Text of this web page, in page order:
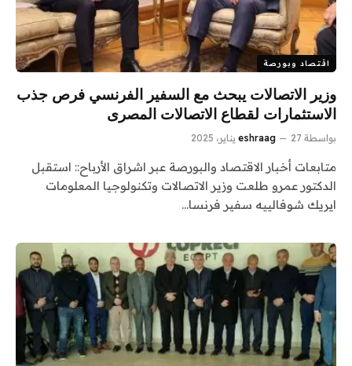
اقتصاد وبورصة
وزير الاتصالات يبحث مع السفير الفرنسي فرص جذب
الاستثمارات لقطاع الاتصالات المصرى
بواسطة eshraag 27 يناير، 2025
متابعات أخبار الاقتصاد والبورصة عبر اشراق الأرباح:: استقبل
الدكتور عمرو طلعت وزير الاتصالات وتكنولوجيا المعلومات
ايريك شوفالييه سفير فرنسا…